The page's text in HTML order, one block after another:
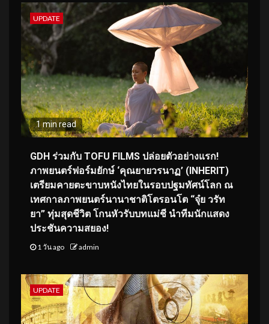
UPDATE
1 min read
GDH ร่วมกับ TOFU FILMS ปล่อยตัวอย่างแรก!
ภาพยนตร์ฟอร์มยักษ์ ‘คุณยายวรนาฏ’ (INHERIT)
เตรียมคายตะขาบหนังไทยในรอบปฐมทัศน์โลก ณ
เทศกาลภาพยนตร์นานาชาติโตรอนโต “จุ๋ย วรัท
ยา” ทุ่มสุดชีวิต โกนหัวรับบทแม่ชี นำทีมนักแสดง
ประชันความสยอง!
1 วัน ago admin
UPDATE